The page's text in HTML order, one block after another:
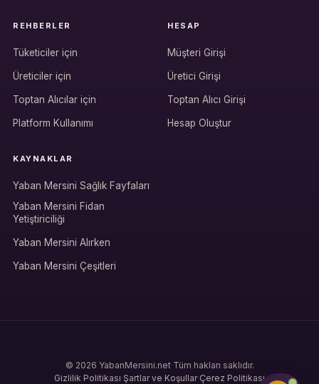
Hesabına giriş yap
Üretici / çiftçi paneli
REHBERLER
Tüketiciler için
Üreticiler için
Toptan Alıcılar için
Platform Kullanımı
HESAP
Müşteri Girişi
Üretici Girişi
Toptan Alıcı Girişi
Hesap Oluştur
KAYNAKLAR
Yaban Mersini Sağlık Fayfaları
Yaban Mersini Fidan
Yetiştiriciliği
Yaban Mersini Alırken
Yaban Mersini Çeşitleri
© 2026 YabanMersini.net·Tüm hakları saklıdır.
Gizlilik Politikası·Şartlar ve Koşullar·Çerez Politikası